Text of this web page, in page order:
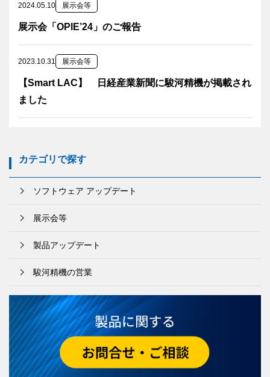
2024.05.10 展示会等
展示会「OPIE’24」のご報告
2023.10.31 展示会等
【Smart LAC】 日経産業新聞に駿河精機が掲載され
ました
カテゴリで探す
ソフトウェア アップデート
展示会等
製品アップデート
駿河精機の営業